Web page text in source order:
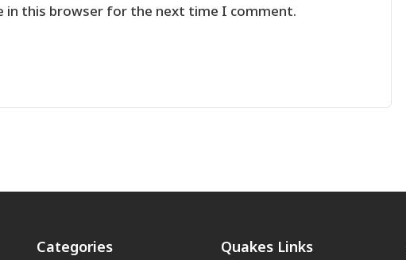
in this browser for the next time I comment.
Categories Quakes Links